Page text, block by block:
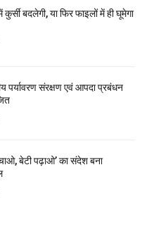
बदलेगी, या फिर फाइलों में ही घूमेगा
पर्यावरण संरक्षण एवं आपदा प्रबंधन
बेटी पढ़ाओ’ का संदेश बना